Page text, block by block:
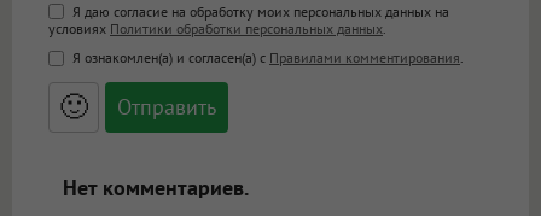
Поддержка HTML
<b>, <strong>, <u>, <i>, <em>, <s>, <big>,
<small>, <sup>, <sub>, <pre>, <ul>, <ol>, <li>,
<blockquote>, <code> экранирует HTML,
адреса URL автоматически становятся
ссылками, и [img]адрес[/img] будет
Я даю согласие на обработку моих персональных данных на
условиях Политики обработки персональных данных.
Я ознакомлен(а) и согласен(а) с Правилами комментирования.
🙂
Нет комментариев.